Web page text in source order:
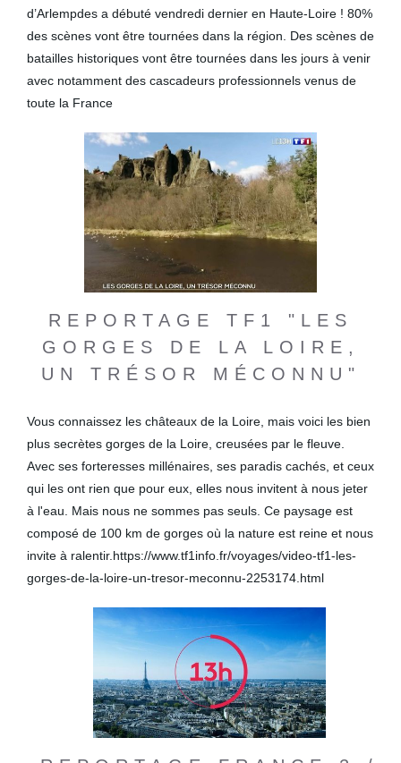
d’Arlempdes a débuté vendredi dernier en Haute-Loire ! 80%
des scènes vont être tournées dans la région. Des scènes de
batailles historiques vont être tournées dans les jours à venir
avec notamment des cascadeurs professionnels venus de
toute la France
REPORTAGE TF1 "LES
GORGES DE LA LOIRE,
UN TRÉSOR MÉCONNU"
Vous connaissez les châteaux de la Loire, mais voici les bien
plus secrètes gorges de la Loire, creusées par le fleuve.
Avec ses forteresses millénaires, ses paradis cachés, et ceux
qui les ont rien que pour eux, elles nous invitent à nous jeter
à l'eau. Mais nous ne sommes pas seuls. Ce paysage est
composé de 100 km de gorges où la nature est reine et nous
invite à ralentir.https://www.tf1info.fr/voyages/video-tf1-les-
gorges-de-la-loire-un-tresor-meconnu-2253174.html